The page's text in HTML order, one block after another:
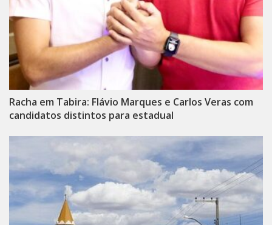
Racha em Tabira: Flávio Marques e Carlos Veras com
candidatos distintos para estadual